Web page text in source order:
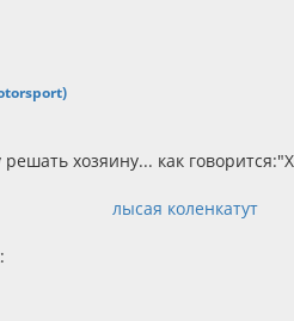
хозяину... как
лысая коленкатут